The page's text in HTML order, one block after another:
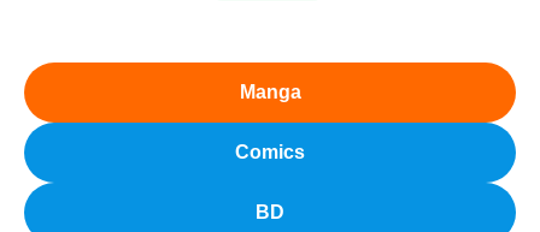
Manga
Comics
BD